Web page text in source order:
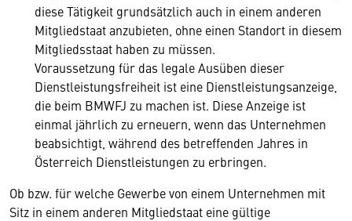
diese Tätigkeit grundsätzlich auch in einem anderen
Mitgliedstaat anzubieten, ohne einen Standort in diesem
Mitgliedsstaat haben zu müssen.
Voraussetzung für das legale Ausüben dieser
Dienstleistungsfreiheit ist eine Dienstleistungsanzeige,
die beim BMWFJ zu machen ist. Diese Anzeige ist
einmal jährlich zu erneuern, wenn das Unternehmen
beabsichtigt, während des betreffenden Jahres in
Österreich Dienstleistungen zu erbringen.
Ob bzw. für welche Gewerbe von einem Unternehmen mit
Sitz in einem anderen Mitgliedstaat eine gültige